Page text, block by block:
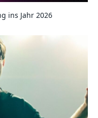
ins Jahr 2026